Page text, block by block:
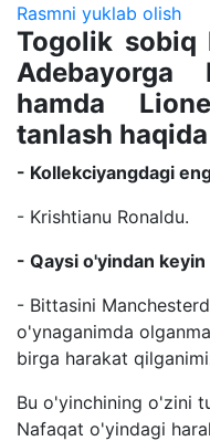
Rasmni yuklab olish
Togolik sobiq
Adebayorga
hamda
tanlash
- Kollekciyangdagi
- Krishtianu Ronaldu.
- Qaysi o'yindan
- Bittasini
o'ynaganimda
birga harakat
Bu o'yinchining o'zini
Nafaqat o'yindagi